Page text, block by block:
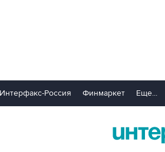
Интерфакс-Россия Финмаркет Еще...